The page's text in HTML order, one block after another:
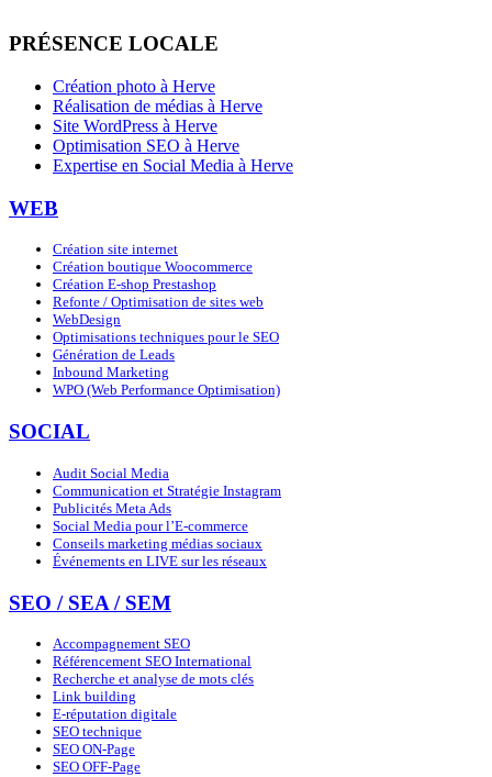
PRÉSENCE LOCALE
Création photo à Herve
Réalisation de médias à Herve
Site WordPress à Herve
Optimisation SEO à Herve
Expertise en Social Media à Herve
WEB
Création site internet
Création boutique Woocommerce
Création E-shop Prestashop
Refonte / Optimisation de sites web
WebDesign
Optimisations techniques pour le SEO
Génération de Leads
Inbound Marketing
WPO (Web Performance Optimisation)
SOCIAL
Audit Social Media
Communication et Stratégie Instagram
Publicités Meta Ads
Social Media pour l’E-commerce
Conseils marketing médias sociaux
Événements en LIVE sur les réseaux
SEO / SEA / SEM
Accompagnement SEO
Référencement SEO International
Recherche et analyse de mots clés
Link building
E-réputation digitale
SEO technique
SEO ON-Page
SEO OFF-Page